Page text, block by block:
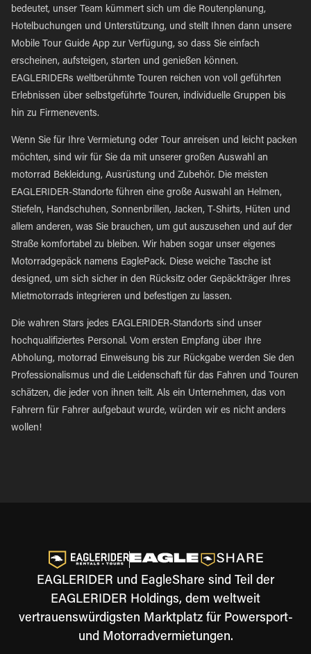
bedeutet, unser Team kümmert sich um die Routenplanung,
Hotelbuchungen und Unterstützung, und stellt Ihnen dann unsere
Mobile Tour Guide App zur Verfügung, so dass Sie einfach
erscheinen, aufsteigen, starten und genießen können.
EAGLERIDERs weltberühmte Touren reichen von voll geführten
Erlebnissen über selbstgeführte Touren, individuelle Gruppen bis
hin zu Firmenevents.
Wenn Sie für Ihre Vermietung oder Tour anreisen und leicht packen
möchten, sind wir für Sie da mit unserer großen Auswahl an
motorrad Bekleidung, Ausrüstung und Zubehör. Die meisten
EAGLERIDER-Standorte führen eine große Auswahl an Helmen,
Stiefeln, Handschuhen, Sonnenbrillen, Jacken, T-Shirts, Hüten und
allem anderen, was Sie brauchen, um gut auszusehen und auf der
Straße komfortabel zu bleiben. Wir haben sogar unser eigenes
Motorradgepäck namens EaglePack. Diese weiche Tasche ist
designed, um sich sicher in den Rücksitz oder Gepäckträger Ihres
Mietmotorrads integrieren und befestigen zu lassen.
Die wahren Stars jedes EAGLERIDER-Standorts sind unser
hochqualifiziertes Personal. Vom ersten Empfang über Ihre
Abholung, motorrad Einweisung bis zur Rückgabe werden Sie den
Professionalismus und die Leidenschaft für das Fahren und Touren
schätzen, die jeder von ihnen teilt. Als ein Unternehmen, das von
Fahrern für Fahrer aufgebaut wurde, würden wir es nicht anders
wollen!
EAGLERIDER und EagleShare sind Teil der
EAGLERIDER Holdings, dem weltweit
vertrauenswürdigsten Marktplatz für Powersport-
und Motorradvermietungen.